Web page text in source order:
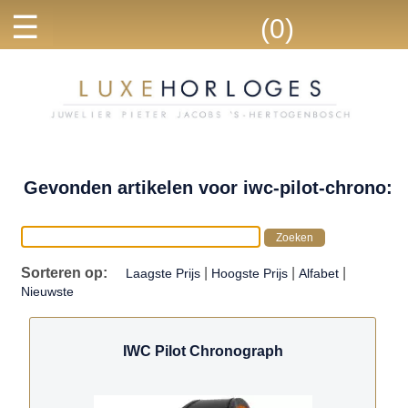
☰ (0)
Gevonden artikelen voor iwc-pilot-chrono:
Sorteren op: Laagste Prijs Hoogste Prijs |Alfabet
Nieuwste
IWC Pilot Chronograph